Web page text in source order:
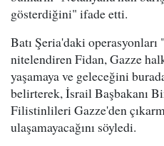
gösterdiğini" ifade etti.
Batı Şeria'daki
nitelendiren Fidan, Gazze
yaşamaya ve geleceğini
belirterek, İsrail Başbakanı
Filistinlileri Gazze'den
ulaşamayacağını söyledi.